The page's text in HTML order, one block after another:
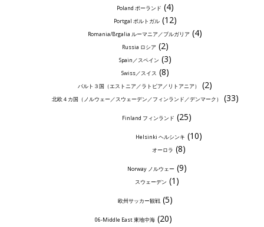
Poland ポーランド (4)
Portgal ポルトガル(12)
Romania/Brgalia ルーマニア／ブルガリア (4)
Russia ロシア(2)
Spain／スペイン (3)
Swiss／スイス (8)
バルト３国（エストニア／ラトビア／リトアニア） (2)
北欧４カ国（ノルウェー／スウェーデン／フィンランド／デンマーク） (33)
Finland フィンランド (25)
Helsinki ヘルシンキ (10)
オーロラ (8)
Norway ノルウェー(9)
スウェーデン (1)
欧州サッカー観戦(5)
06-Middle East 東地中海(20)